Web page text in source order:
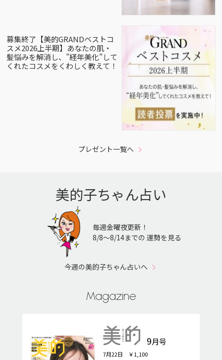
募集終了【美的GRANDベストコ
スメ2026上半期】あなたの肌・
髪悩みを解消し、”経年美化”して
くれたコスメをくわしく教えて！
プレゼント一覧へ
美的子ちゃん占い
毎週金曜夜更新！
8/8〜8/14までの 運勢を見る
今週の美的子ちゃん占いへ
Magazine
9月号
7月22日 ￥1,100